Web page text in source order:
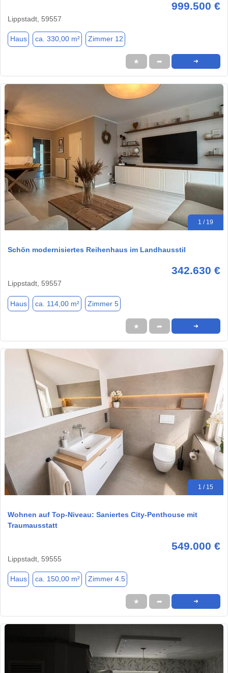
999.500 €
Lippstadt, 59557
Haus ca. 330,00 m² Zimmer 12
★ ➦ ➜
1 / 19
Schön modernisiertes Reihenhaus im Landhausstil
342.630 €
Lippstadt, 59557
Haus ca. 114,00 m² Zimmer 5
★ ➦ ➜
1 / 15
Wohnen auf Top-Niveau: Saniertes City-Penthouse mit
Traumausstatt
549.000 €
Lippstadt, 59555
Haus ca. 150,00 m² Zimmer 4.5
★ ➦ ➜